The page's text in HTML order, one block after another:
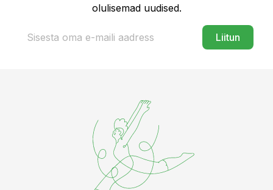
olulisemad uudised.
Liitun